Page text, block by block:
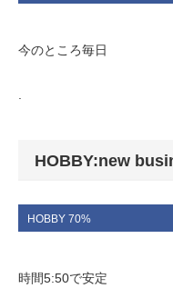
今のところ毎日
.
HOBBY:new
HOBBY 70%
時間5:50で安定